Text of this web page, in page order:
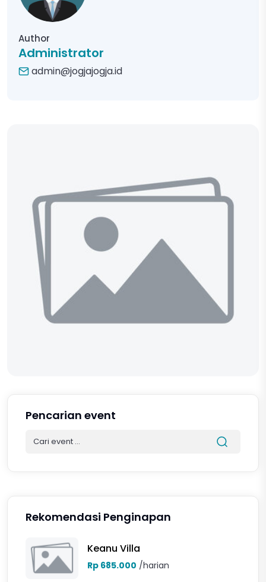
Author
Administrator
admin@jogjajogja.id
Pencarian event
Rekomendasi Penginapan
Keanu Villa
Rp 685.000 /harian